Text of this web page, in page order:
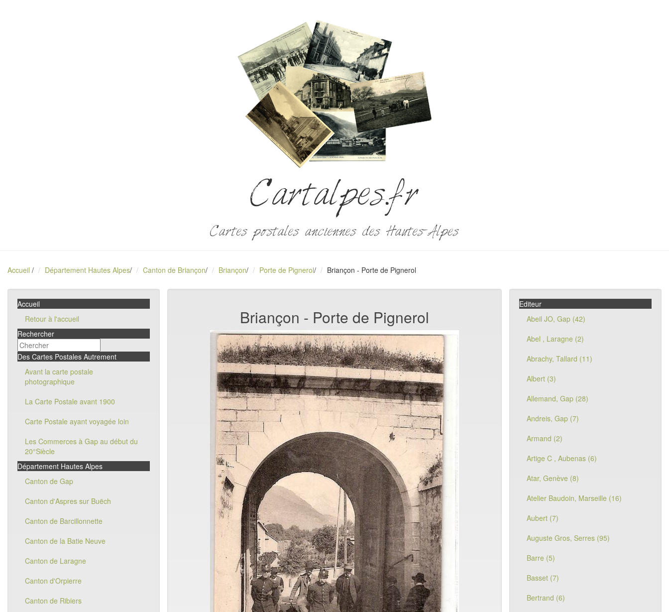
Cartalpes.fr
Cartes postales anciennes des Hautes-Alpes
Accueil / Département Hautes Alpes/ Canton de Briançon/ Briançon/ Porte de Pignerol/ Briançon - Porte de Pignerol
Accueil
Retour à l'accueil
Rechercher
Des Cartes Postales Autrement
Avant la carte postale
photographique
La Carte Postale avant 1900
Carte Postale ayant voyagée loin
Les Commerces à Gap au début du
20°Siècle
Département Hautes Alpes
Canton de Gap
Canton d'Aspres sur Buëch
Canton de Barcillonnette
Canton de la Batie Neuve
Canton de Laragne
Canton d'Orpierre
Canton de Ribiers
Briançon - Porte de Pignerol
Editeur
Abeil JO, Gap (42)
Abel , Laragne (2)
Abrachy, Tallard (11)
Albert (3)
Allemand, Gap (28)
Andreis, Gap (7)
Armand (2)
Artige C , Aubenas (6)
Atar, Genève (8)
Atelier Baudoin, Marseille (16)
Aubert (7)
Auguste Gros, Serres (95)
Barre (5)
Basset (7)
Bertrand (6)